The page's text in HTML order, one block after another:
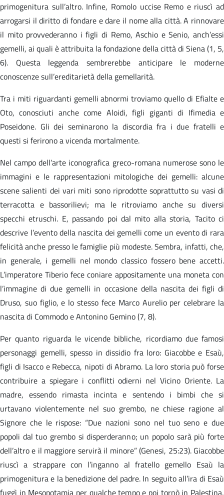
primogenitura sull’altro. Infine, Romolo uccise Remo e riuscì ad
arrogarsi il diritto di fondare e dare il nome alla città. A rinnovare
il mito provvederanno i figli di Remo, Aschio e Senio, anch’essi
gemelli, ai quali è attribuita la fondazione della città di Siena (1, 5,
6). Questa leggenda sembrerebbe anticipare le moderne
conoscenze sull’ereditarietà della gemellarità.
Tra i miti riguardanti gemelli abnormi troviamo quello di Efialte e
Oto, conosciuti anche come Aloidi, figli giganti di Ifimedia e
Poseidone. Gli dei seminarono la discordia fra i due fratelli e
questi si ferirono a vicenda mortalmente.
Nel campo dell’arte iconografica greco-romana numerose sono le
immagini e le rappresentazioni mitologiche dei gemelli: alcune
scene salienti dei vari miti sono riprodotte soprattutto su vasi di
terracotta e bassorilievi; ma le ritroviamo anche su diversi
specchi etruschi. E, passando poi dal mito alla storia, Tacito ci
descrive l’evento della nascita dei gemelli come un evento di rara
felicità anche presso le famiglie più modeste. Sembra, infatti, che,
in generale, i gemelli nel mondo classico fossero bene accetti.
L’imperatore Tiberio fece coniare appositamente una moneta con
l’immagine di due gemelli in occasione della nascita dei figli di
Druso, suo figlio, e lo stesso fece Marco Aurelio per celebrare la
nascita di Commodo e Antonino Gemino (7, 8).
Per quanto riguarda le vicende bibliche, ricordiamo due famosi
personaggi gemelli, spesso in dissidio fra loro: Giacobbe e Esaù,
figli di Isacco e Rebecca, nipoti di Abramo. La loro storia può forse
contribuire a spiegare i conflitti odierni nel Vicino Oriente. La
madre, essendo rimasta incinta e sentendo i bimbi che si
urtavano violentemente nel suo grembo, ne chiese ragione al
Signore che le rispose: “Due nazioni sono nel tuo seno e due
popoli dal tuo grembo si disperderanno; un popolo sarà più forte
dell’altro e il maggiore servirà il minore” (Genesi, 25:23). Giacobbe
riuscì a strappare con l’inganno al fratello gemello Esaù la
primogenitura e la benedizione del padre. In seguito all’ira di Esaù
fuggì in Mesopotamia per qualche tempo e poi tornò in Palestina,